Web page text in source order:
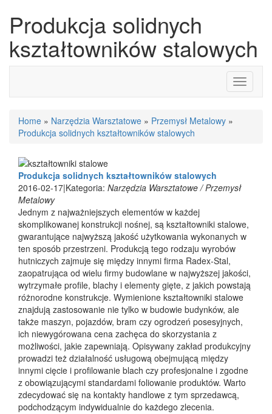
Produkcja solidnych
kształtowników stalowych
Toggle
Home » Narzędzia Warsztatowe » Przemysł Metalowy »
Produkcja solidnych kształtowników stalowych
Produkcja solidnych kształtowników stalowych
2016-02-17|Kategoria: Narzędzia Warsztatowe / Przemysł
Metalowy
Jednym z najważniejszych elementów w każdej
skomplikowanej konstrukcji nośnej, są kształtowniki stalowe,
gwarantujące najwyższą jakość użytkowania wykonanych w
ten sposób przestrzeni. Produkcją tego rodzaju wyrobów
hutniczych zajmuje się między innymi firma Radex-Stal,
zaopatrująca od wielu firmy budowlane w najwyższej jakości,
wytrzymałe profile, blachy i elementy gięte, z jakich powstają
różnorodne konstrukcje. Wymienione kształtowniki stalowe
znajdują zastosowanie nie tylko w budowie budynków, ale
także maszyn, pojazdów, bram czy ogrodzeń posesyjnych,
ich niewygórowana cena zachęca do skorzystania z
możliwości, jakie zapewniają. Opisywany zakład produkcyjny
prowadzi też działalność usługową obejmującą między
innymi cięcie i profilowanie blach czy profesjonalne i zgodne
z obowiązującymi standardami foliowanie produktów. Warto
zdecydować się na kontakty handlowe z tym sprzedawcą,
podchodzącym indywidualnie do każdego zlecenia.